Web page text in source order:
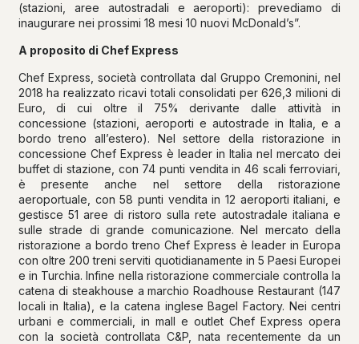
(stazioni, aree autostradali e aeroporti): prevediamo di
inaugurare nei prossimi 18 mesi 10 nuovi McDonald’s”.
A proposito di Chef Express
Chef Express, società controllata dal Gruppo Cremonini, nel
2018 ha realizzato ricavi totali consolidati per 626,3 milioni di
Euro, di cui oltre il 75% derivante dalle attività in
concessione (stazioni, aeroporti e autostrade in Italia, e a
bordo treno all’estero). Nel settore della ristorazione in
concessione Chef Express è leader in Italia nel mercato dei
buffet di stazione, con 74 punti vendita in 46 scali ferroviari,
è presente anche nel settore della ristorazione
aeroportuale, con 58 punti vendita in 12 aeroporti italiani, e
gestisce 51 aree di ristoro sulla rete autostradale italiana e
sulle strade di grande comunicazione. Nel mercato della
ristorazione a bordo treno Chef Express è leader in Europa
con oltre 200 treni serviti quotidianamente in 5 Paesi Europei
e in Turchia. Infine nella ristorazione commerciale controlla la
catena di steakhouse a marchio Roadhouse Restaurant (147
locali in Italia), e la catena inglese Bagel Factory. Nei centri
urbani e commerciali, in mall e outlet Chef Express opera
con la società controllata C&P, nata recentemente da un